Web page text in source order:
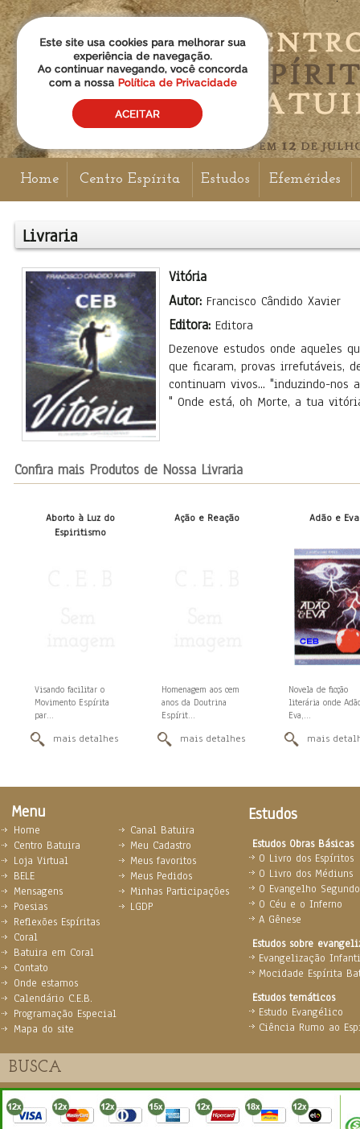
Home Centro Espírita Estudos Efemérides
Livraria
Vitória
Autor: Francisco Cândido Xavier
Editora: Editora
Dezenove estudos onde aqueles
que ficaram, provas irrefutáveis,
continuam vivos... "induzindo-nos
" Onde está, oh Morte, a tua
Confira mais Produtos de Nossa Livraria
Aborto à Luz do
Espiritismo
Visando facilitar o
Movimento Espírita
par...
mais detalhes
Ação e Reação
Homenagem aos cem
anos da Doutrina
Espírit...
mais detalhes
Adão e Eva
Novela de ficção
literária onde
Eva,...
mais
Menu Estudos
Estudos Obras Básicas
O Livro dos Espíritos
O Livro dos Médiuns
O Evangelho
O Céu e o Inferno
A Gênese
Estudos sobre
Evangelização
Mocidade Espírita
Estudos temáticos
Estudo Evangélico
Ciência Rumo ao
Home
Centro Batuira
Loja Virtual
BELE
Mensagens
Poesias
Reflexões Espíritas
Coral
Batuira em Coral
Contato
Onde estamos
Calendário C.E.B.
Programação Especial
Mapa do site
Canal Batuira
Meu Cadastro
Meus favoritos
Meus Pedidos
Minhas Participações
LGDP